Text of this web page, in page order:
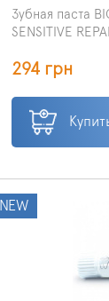
Зубная паста
SENSITIVE
Microrepair
эмаль,
апатита на
предотвращает
294 грн
NEW